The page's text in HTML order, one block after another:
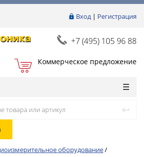
Вход| Регистрация
+7 (495) 105 96 88
Коммерческое предложение
оборудование/